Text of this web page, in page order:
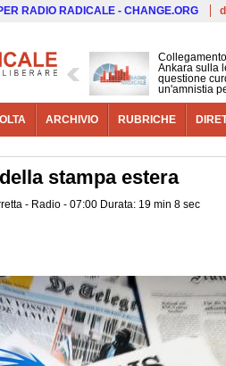
RADIO RADICALE - CHANGE.ORG
Ankara sulla
questione
un'amnistia
ARCHIVIO RUBRICHE
stampa estera
- Radio - 07:00 Durata: 19 min 8 sec